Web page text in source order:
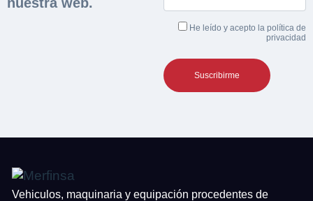
He leído y acepto la política de
privacidad
Vehiculos, maquinaria y equipación procedentes de
Acepto la Política de Privacidad y las Condiciones de Uso.
continuación confirma que estás de acuerdo con ambas.
Vehículos